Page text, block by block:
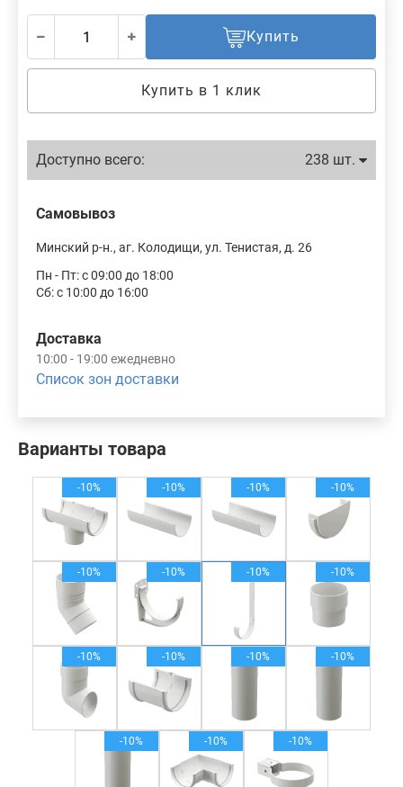
Варианты товара
-10% -10% -10% -10%
-10% -10% -10% -10%
-10% -10% -10% -10%
-10% -10% -10%
Купить
Купить в 1 клик
Доступно всего: 238 шт.
Самовывоз
Минский р-н., аг. Колодищи, ул. Тенистая, д. 26
Пн - Пт: с 09:00 до 18:00
Сб: с 10:00 до 16:00
Доставка
10:00 - 19:00 ежедневно
Список зон доставки